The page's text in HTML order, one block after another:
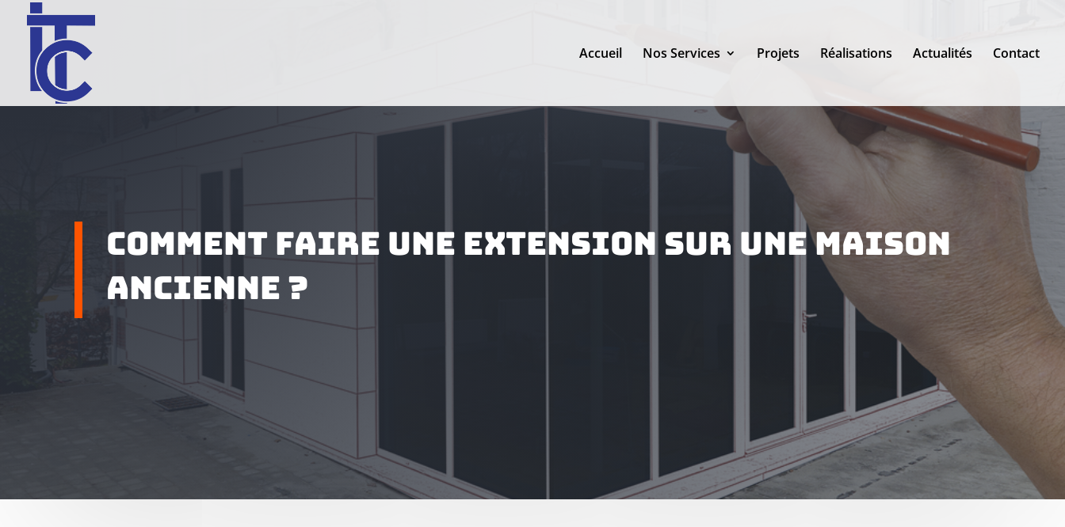
Accueil Nos Services Projets Réalisations Actualités Contact
Comment faire une extension sur une maison
ancienne ?